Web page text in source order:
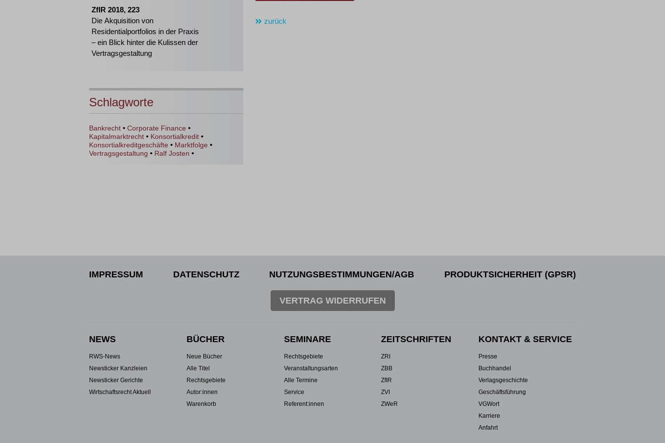
ZfIR 2018, 223
Die Akquisition von
Residentialportfolios in der Praxis
– ein Blick hinter die Kulissen der
Vertragsgestaltung
Schlagworte
Bankrecht • Corporate Finance •
Kapitalmarktrecht • Konsortialkredit •
Konsortialkreditgeschäfte • Marktfolge •
Vertragsgestaltung • Ralf Josten •
zurück
IMPRESSUM DATENSCHUTZ NUTZUNGSBESTIMMUNGEN/AGB PRODUKTSICHERHEIT (GPSR)
VERTRAG WIDERRUFEN
NEWS
RWS-News
Newsticker Kanzleien
Newsticker Gerichte
Wirtschaftsrecht Aktuell
BÜCHER
Neue Bücher
Alle Titel
Rechtsgebiete
Autor:innen
Warenkorb
SEMINARE
Rechtsgebiete
Veranstaltungsarten
Alle Termine
Service
Referent:innen
ZEITSCHRIFTEN
ZRI
ZBB
ZfIR
ZVI
ZWeR
KONTAKT & SERVICE
Presse
Buchhandel
Verlagsgeschichte
Geschäftsführung
VGWort
Karriere
Anfahrt